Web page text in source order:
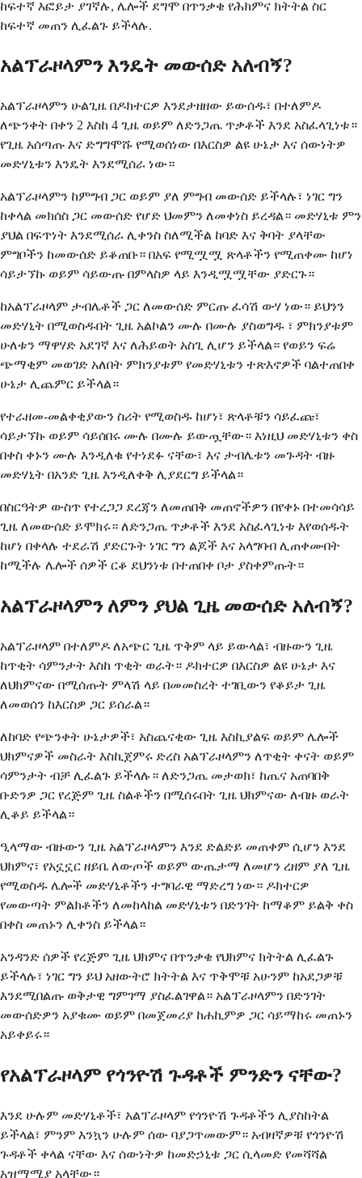
ከፍተኛ እፎይታ ያገኛሉ, ሌሎች ደግሞ በጥንቃቄ የሕክምና ክትትል ስር
ከፍተኛ መጠን ሊፈልጉ ይችላሉ.
አልፕራዞላምን እንዴት መውሰድ አለብኝ?
አልፕራዞላምን ሁልጊዜ በዶክተርዎ እንደታዘዘው ይውሰዱ፣ በተለምዶ
ለጭንቀት በቀን 2 እስከ 4 ጊዜ ወይም ለድንጋጤ ጥቃቶች እንደ አስፈላጊነቱ።
የጊዜ አሰጣጡ እና ድግግሞሹ የሚወሰነው በእርስዎ ልዩ ሁኔታ እና ሰውነትዎ
መድሃኒቱን እንዴት እንደሚሰራ ነው።
አልፕራዞላምን ከምግብ ጋር ወይም ያለ ምግብ መውሰድ ይችላሉ፣ ነገር ግን
ከቀላል መክሰስ ጋር መውሰድ የሆድ ህመምን ለመቀነስ ይረዳል። መድሃኒቱ ምን
ያህል በፍጥነት እንደሚሰራ ሊቀንስ ስለሚችል ከባድ እና ቅባት ያላቸው
ምግቦችን ከመውሰድ ይቆጠቡ። በአፍ የሚሟሟ ጽላቶችን የሚጠቀሙ ከሆነ
ሳይታኘኩ ወይም ሳይውጡ በምላስዎ ላይ እንዲሟሟቸው ያድርጉ።
ከአልፕራዞላም ታብሌቶች ጋር ለመውሰድ ምርጡ ፈሳሽ ውሃ ነው። ይህንን
መድሃኒት በሚወስዱበት ጊዜ አልኮልን ሙሉ በሙሉ ያስወግዱ ፣ ምክንያቱም
ሁለቱን ማዋሃድ አደገኛ እና ለሕይወት አስጊ ሊሆን ይችላል። የወይን ፍሬ
ጭማቂም መወገድ አለበት ምክንያቱም የመድሃኒቱን ተጽእኖዎች ባልተጠበቀ
ሁኔታ ሊጨምር ይችላል።
የተራዘመ-መልቀቂያውን ስሪት የሚወስዱ ከሆነ፣ ጽላቶቹን ሳይፈጩ፣
ሳይታኘኩ ወይም ሳይሰበሩ ሙሉ በሙሉ ይውጧቸው። እነዚህ መድሃኒቱን ቀስ
በቀስ ቀኑን ሙሉ እንዲለቁ የተነደፉ ናቸው፣ እና ታብሌቱን መጉዳት ብዙ
መድሃኒት በአንድ ጊዜ እንዲለቀቅ ሊያደርግ ይችላል።
በስርዓትዎ ውስጥ የተረጋጋ ደረጃን ለመጠበቅ መጠኖችዎን በየቀኑ በተመሳሳይ
ጊዜ ለመውሰድ ይሞክሩ። ለድንጋጤ ጥቃቶች እንደ አስፈላጊነቱ እየወሰዱት
ከሆነ በቀላሉ ተደራሽ ያድርጉት ነገር ግን ልጆች እና አላግባብ ሊጠቀሙበት
ከሚችሉ ሌሎች ሰዎች ርቆ ደህንነቱ በተጠበቀ ቦታ ያስቀምጡት።
አልፕራዞላምን ለምን ያህል ጊዜ መውሰድ አለብኝ?
አልፕራዞላም በተለምዶ ለአጭር ጊዜ ጥቅም ላይ ይውላል፣ ብዙውን ጊዜ
ከጥቂት ሳምንታት እስከ ጥቂት ወራት። ዶክተርዎ በእርስዎ ልዩ ሁኔታ እና
ለህክምናው በሚሰጡት ምላሽ ላይ በመመስረት ተገቢውን የቆይታ ጊዜ
ለመወሰን ከእርስዎ ጋር ይሰራል።
ለከባድ የጭንቀት ሁኔታዎች፣ አስጨናቂው ጊዜ እስኪያልፍ ወይም ሌሎች
ህክምናዎች መስራት እስኪጀምሩ ድረስ አልፕራዞላምን ለጥቂት ቀናት ወይም
ሳምንታት ብቻ ሊፈልጉ ይችላሉ። ለድንጋጤ መታወክ፣ ከጤና አጠባበቅ
ቡድንዎ ጋር የረጅም ጊዜ ስልቶችን በሚሰሩበት ጊዜ ህክምናው ለብዙ ወራት
ሊቆይ ይችላል።
ዒላማው ብዙውን ጊዜ አልፕራዞላምን እንደ ድልድይ መጠቀም ሲሆን እንደ
ህክምና፣ የአኗኗር ዘይቤ ለውጦች ወይም ውጤታማ ለመሆን ረዘም ያለ ጊዜ
የሚወስዱ ሌሎች መድሃኒቶችን ተግባራዊ ማድረግ ነው። ዶክተርዎ
የመውጣት ምልክቶችን ለመከላከል መድሃኒቱን በድንገት ከማቆም ይልቅ ቀስ
በቀስ መጠኑን ሊቀንስ ይችላል።
አንዳንድ ሰዎች የረጅም ጊዜ ህክምና በጥንቃቄ የህክምና ክትትል ሊፈልጉ
ይችላሉ፣ ነገር ግን ይህ አዘውትሮ ክትትል እና ጥቅሞቹ አሁንም ከአደጋዎቹ
እንደሚበልጡ ወቅታዊ ግምገማ ያስፈልገዋል። አልፕራዞላምን በድንገት
መውሰድዎን አያቁሙ ወይም በመጀመሪያ ከሐኪምዎ ጋር ሳይማከሩ መጠኑን
አይቀይሩ።
የአልፕራዞላም የጎንዮሽ ጉዳቶች ምንድን ናቸው?
እንደ ሁሉም መድሃኒቶች፣ አልፕራዞላም የጎንዮሽ ጉዳቶችን ሊያስከትል
ይችላል፣ ምንም እንኳን ሁሉም ሰው ባያጋጥመውም። አብዛኛዎቹ የጎንዮሽ
ጉዳቶች ቀላል ናቸው እና ሰውነትዎ ከመድኃኒቱ ጋር ሲላመድ የመሻሻል
አዝማሚያ አላቸው።